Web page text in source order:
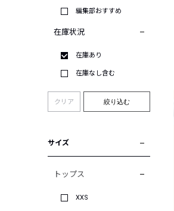
編集部おすすめ
在庫状況
在庫あり
在庫なし含む
クリア 絞り込む
サイズ
トップス
XXS